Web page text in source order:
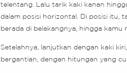
telentang. Lalu tarik kaki kanan
dalam posisi horizontal. Di posisi itu,
berada di belakangnya, hingga
Setelahnya, lanjutkan dengan kaki
bergantian, dengan hitungan yang